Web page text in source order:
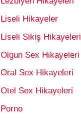
Liseli Hikayeler
Liseli Sikiş Hikayeleri
Olgun Sex Hikayeleri
Oral Sex Hikayeleri
Otel Sex Hikayeleri
Porno